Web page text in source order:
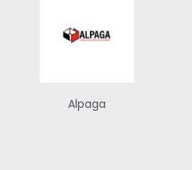
Alpaga